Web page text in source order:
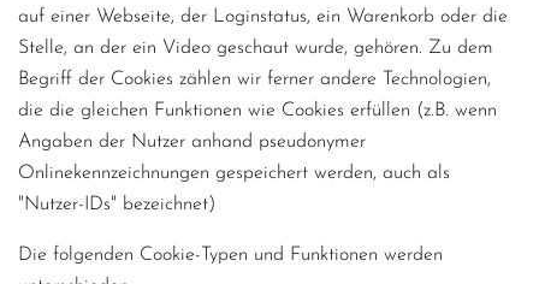
auf einer Webseite, der Loginstatus, ein Warenkorb oder die
Stelle, an der ein Video geschaut wurde, gehören. Zu dem
Begriff der Cookies zählen wir ferner andere Technologien,
die die gleichen Funktionen wie Cookies erfüllen (z.B. wenn
Angaben der Nutzer anhand pseudonymer
Onlinekennzeichnungen gespeichert werden, auch als
"Nutzer-IDs" bezeichnet)
Die folgenden Cookie-Typen und Funktionen werden